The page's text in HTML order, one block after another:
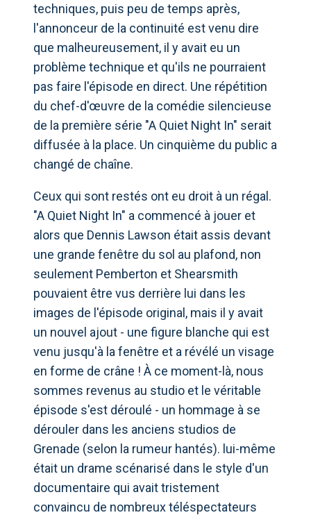
techniques, puis peu de temps après,
l'annonceur de la continuité est venu dire
que malheureusement, il y avait eu un
problème technique et qu'ils ne pourraient
pas faire l'épisode en direct. Une répétition
du chef-d'œuvre de la comédie silencieuse
de la première série "A Quiet Night In" serait
diffusée à la place. Un cinquième du public a
changé de chaîne.
Ceux qui sont restés ont eu droit à un régal.
"A Quiet Night In" a commencé à jouer et
alors que Dennis Lawson était assis devant
une grande fenêtre du sol au plafond, non
seulement Pemberton et Shearsmith
pouvaient être vus derrière lui dans les
images de l'épisode original, mais il y avait
un nouvel ajout - une figure blanche qui est
venu jusqu'à la fenêtre et a révélé un visage
en forme de crâne ! À ce moment-là, nous
sommes revenus au studio et le véritable
épisode s'est déroulé - un hommage à se
dérouler dans les anciens studios de
Grenade (selon la rumeur hantés). lui-même
était un drame scénarisé dans le style d'un
documentaire qui avait tristement
convaincu de nombreux téléspectateurs